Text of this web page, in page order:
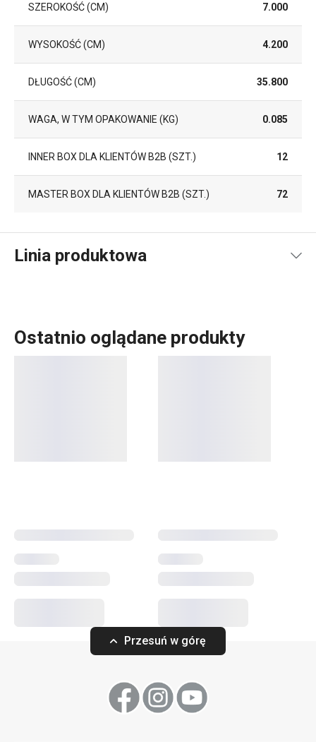
SZEROKOŚĆ (CM) 7.000
WYSOKOŚĆ (CM) 4.200
DŁUGOŚĆ (CM) 35.800
WAGA, W TYM OPAKOWANIE (KG) 0.085
INNER BOX DLA KLIENTÓW B2B (SZT.) 12
MASTER BOX DLA KLIENTÓW B2B (SZT.) 72
Linia produktowa
warząchwie, drewniane widelceoraz
Gotowanie
Przybory i akcesoria kuchenne
Krojenie
Ostatnio oglądane produkty
Przesuń w górę